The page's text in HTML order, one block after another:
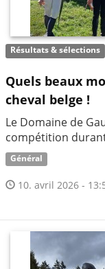
Résultats & sélections
Quels beaux
cheval belge !
Le Domaine de
compétition
Général
10. avril 2026 -